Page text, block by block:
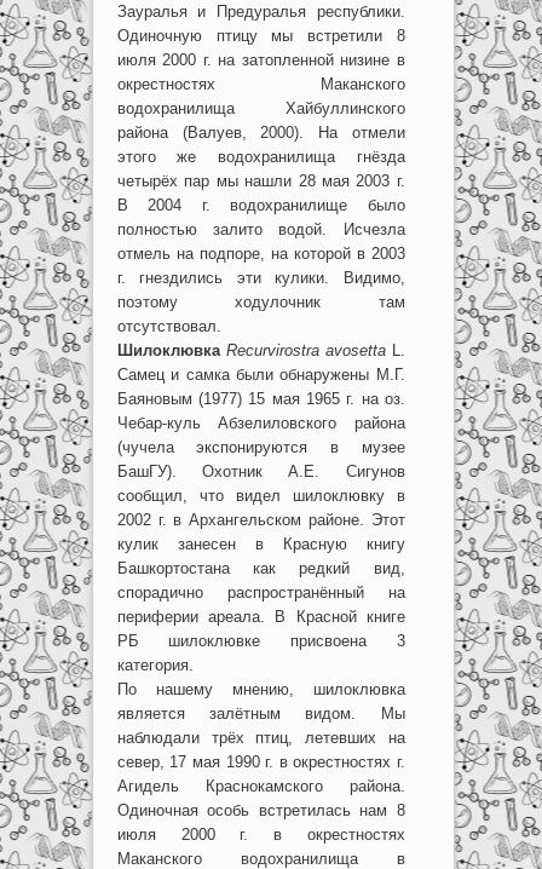
Зауралья и Предуралья республики.
Одиночную птицу мы встретили 8
июля 2000 г. на затопленной низине в
окрестностях Маканского
водохранилища Хайбуллинского
района (Валуев, 2000). На отмели
этого же водохранилища гнёзда
четырёх пар мы нашли 28 мая 2003 г.
В 2004 г. водохранилище было
полностью залито водой. Исчезла
отмель на подпоре, на которой в 2003
г. гнездились эти кулики. Видимо,
поэтому ходулочник там
отсутствовал.
Шилоклювка Recurvirostra avosettaL.
Самец и самка были обнаружены М.Г.
Баяновым (1977) 15 мая 1965 г. на оз.
Чебар-куль Абзелиловского района
(чучела экспонируются в музее
БашГУ). Охотник А.Е. Сигунов
сообщил, что видел шилоклювку в
2002 г. в Архангельском районе. Этот
кулик занесен в Красную книгу
Башкортостана как редкий вид,
спорадично распространённый на
периферии ареала. В Красной книге
РБ шилоклювке присвоена 3
категория.
По нашему мнению, шилоклювка
является залётным видом. Мы
наблюдали трёх птиц, летевших на
север, 17 мая 1990 г. в окрестностях г.
Агидель Краснокамского района.
Одиночная особь встретилась нам 8
июля 2000 г. в окрестностях
Маканского водохранилища в